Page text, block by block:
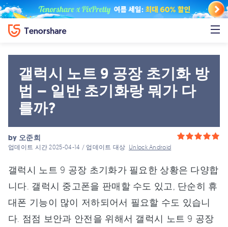
갤럭시 노트 9 공장 초기화 방
법 – 일반 초기화랑 뭐가 다
를까?
by 오준희
업데이트 시간 2025-04-14 / 업데이트 대상 Unlock Android
갤럭시 노트 9 공장 초기화가 필요한 상황은 다양합
니다. 갤럭시 중고폰을 판매할 수도 있고, 단순히 휴
대폰 기능이 많이 저하되어서 필요할 수도 있습니
다. 점점 보안과 안전을 위해서 갤럭시 노트 9 공장